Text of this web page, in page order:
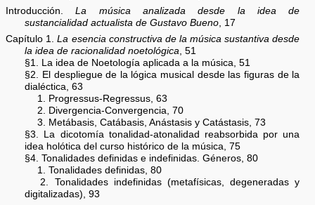
Introducción.La música analizada desde la idea de
sustancialidad actualista de Gustavo Bueno , 17
Capítulo 1.La esencia constructiva de la música sustantiva desde
la idea de racionalidad noetológica, 51
§1. La idea de Noetología aplicada a la música, 51
§2. El despliegue de la lógica musical desde las figuras de la
dialéctica, 63
1. Progressus-Regressus, 63
2. Divergencia-Convergencia, 70
3. Metábasis, Catábasis, Anástasis y Catástasis, 73
§3. La dicotomía tonalidad-atonalidad reabsorbida por una
idea holótica del curso histórico de la música, 75
§4. Tonalidades definidas e indefinidas. Géneros, 80
1. Tonalidades definidas, 80
2. Tonalidades indefinidas (metafísicas, degeneradas y
digitalizadas), 93